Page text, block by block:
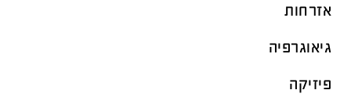
אזרחות
גיאוגרפיה
פיזיקה